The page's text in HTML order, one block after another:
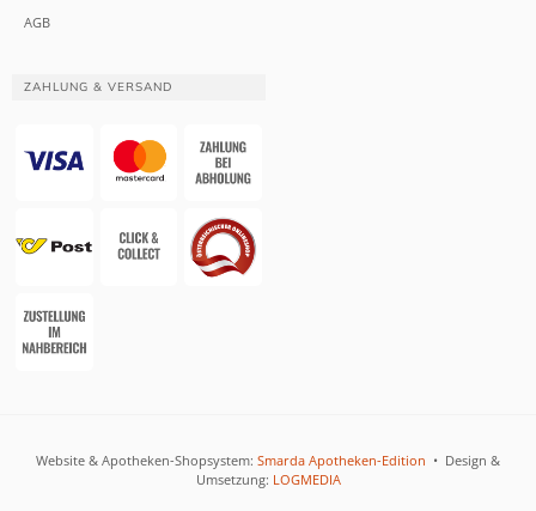
AGB
ZAHLUNG & VERSAND
Website & Apotheken-Shopsystem: Smarda Apotheken-Edition • Design &
Umsetzung: LOGMEDIA